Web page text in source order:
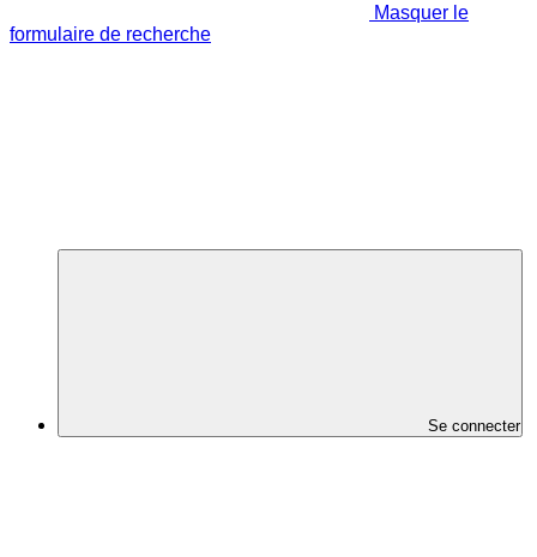
Masquer le
formulaire de recherche
Se connecter